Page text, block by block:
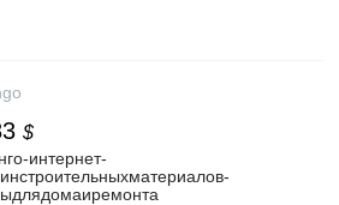
$
интернет-